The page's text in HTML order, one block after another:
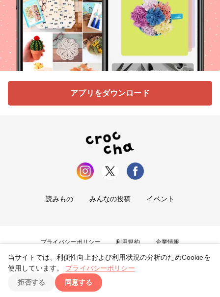
アプリをダウンロード
読みもの みんなの投稿 イベント
プライバシーポリシー 利用規約 企業情報
お問い合わせ
Copyright ©2026tryangle Co., Ltd. All Rights Reserved.
当サイトでは、利便性向上および利用状況の分析のためCookieを
使用しています。
プライバシーポリシー
拒否する
同意する